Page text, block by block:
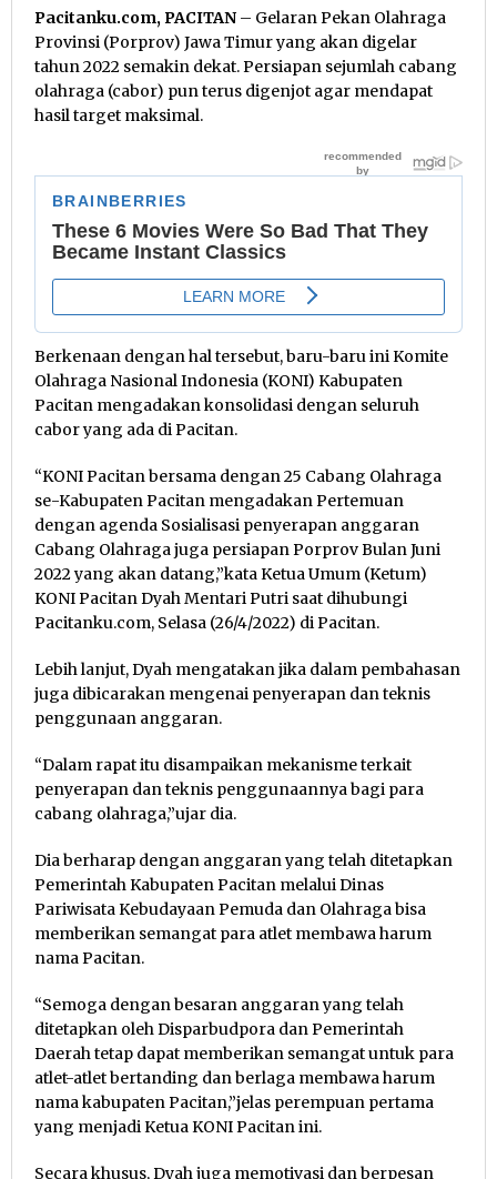
Pacitanku.com, PACITAN – Gelaran Pekan Olahraga
Provinsi (Porprov) Jawa Timur yang akan digelar
tahun 2022 semakin dekat. Persiapan sejumlah cabang
olahraga (cabor) pun terus digenjot agar mendapat
hasil target maksimal.
Berkenaan dengan hal tersebut, baru-baru ini Komite
Olahraga Nasional Indonesia (KONI) Kabupaten
Pacitan mengadakan konsolidasi dengan seluruh
cabor yang ada di Pacitan.
“KONI Pacitan bersama dengan 25 Cabang Olahraga
se-Kabupaten Pacitan mengadakan Pertemuan
dengan agenda Sosialisasi penyerapan anggaran
Cabang Olahraga juga persiapan Porprov Bulan Juni
2022 yang akan datang,”kata Ketua Umum (Ketum)
KONI Pacitan Dyah Mentari Putri saat dihubungi
Pacitanku.com, Selasa (26/4/2022) di Pacitan.
Lebih lanjut, Dyah mengatakan jika dalam pembahasan
juga dibicarakan mengenai penyerapan dan teknis
penggunaan anggaran.
“Dalam rapat itu disampaikan mekanisme terkait
penyerapan dan teknis penggunaannya bagi para
cabang olahraga,”ujar dia.
Dia berharap dengan anggaran yang telah ditetapkan
Pemerintah Kabupaten Pacitan melalui Dinas
Pariwisata Kebudayaan Pemuda dan Olahraga bisa
memberikan semangat para atlet membawa harum
nama Pacitan.
“Semoga dengan besaran anggaran yang telah
ditetapkan oleh Disparbudpora dan Pemerintah
Daerah tetap dapat memberikan semangat untuk para
atlet-atlet bertanding dan berlaga membawa harum
nama kabupaten Pacitan,”jelas perempuan pertama
yang menjadi Ketua KONI Pacitan ini.
Secara khusus, Dyah juga memotivasi dan berpesan